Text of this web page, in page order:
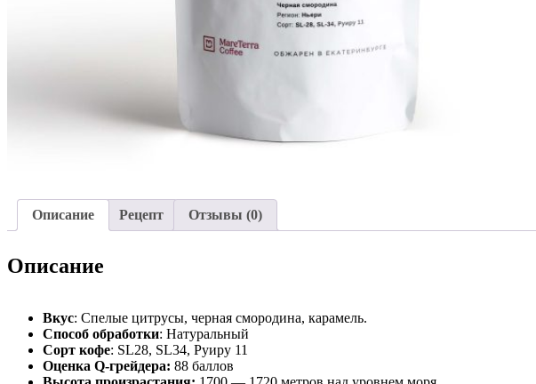
Описание Рецепт Отзывы (0)
Описание
Вкус: Спелые цитрусы, черная смородина, карамель.
Способ обработки: Натуральный
Сорт кофе: SL28, SL34, Руиру 11
Оценка Q-грейдера: 88 баллов